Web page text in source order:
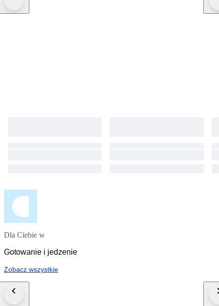
Dla Ciebie w
Gotowanie i jedzenie
Zobacz wszystkie